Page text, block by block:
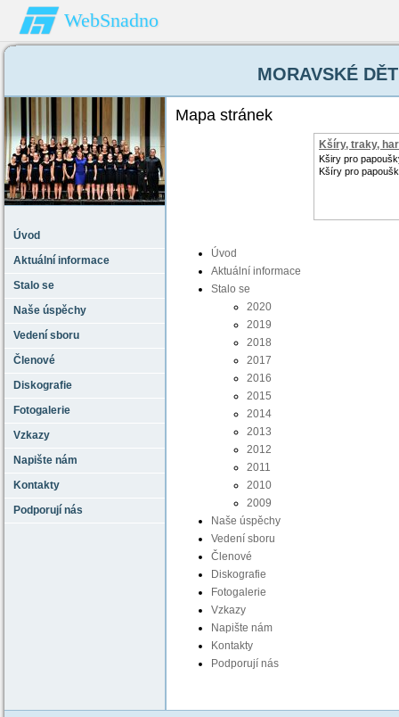
WebSnadno
MORAVSKÉ
Úvod
Aktuální informace
Stalo se
Naše úspěchy
Vedení sboru
Členové
Diskografie
Fotogalerie
Vzkazy
Napište nám
Kontakty
Podporují nás
Mapa stránek
Kšíry, traky,
Kširy pro
Kšíry pro
Úvod
Aktuální informace
Stalo se
2020
2019
2018
2017
2016
2015
2014
2013
2012
2011
2010
2009
Naše úspěchy
Vedení sboru
Členové
Diskografie
Fotogalerie
Vzkazy
Napište nám
Kontakty
Podporují nás